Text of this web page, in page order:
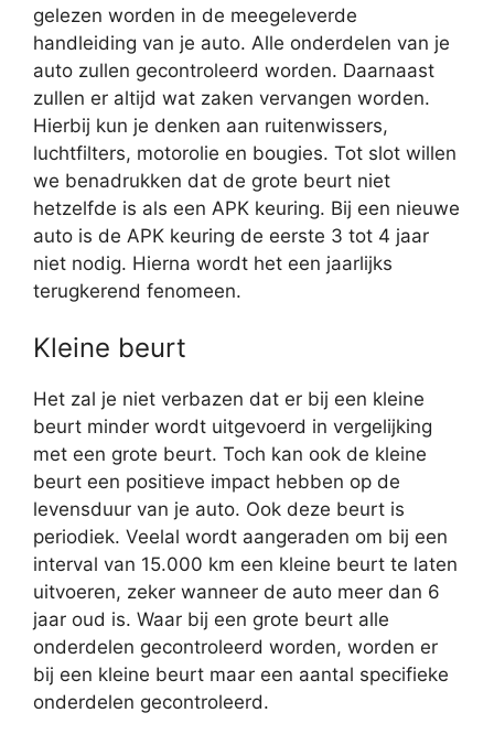
gelezen worden in de meegeleverde
handleiding van je auto. Alle onderdelen van je
auto zullen gecontroleerd worden. Daarnaast
zullen er altijd wat zaken vervangen worden.
Hierbij kun je denken aan ruitenwissers,
luchtfilters, motorolie en bougies. Tot slot willen
we benadrukken dat de grote beurt niet
hetzelfde is als een APK keuring. Bij een nieuwe
auto is de APK keuring de eerste 3 tot 4 jaar
niet nodig. Hierna wordt het een jaarlijks
terugkerend fenomeen.
Kleine beurt
Het zal je niet verbazen dat er bij een kleine
beurt minder wordt uitgevoerd in vergelijking
met een grote beurt. Toch kan ook de kleine
beurt een positieve impact hebben op de
levensduur van je auto. Ook deze beurt is
periodiek. Veelal wordt aangeraden om bij een
interval van 15.000 km een kleine beurt te laten
uitvoeren, zeker wanneer de auto meer dan 6
jaar oud is. Waar bij een grote beurt alle
onderdelen gecontroleerd worden, worden er
bij een kleine beurt maar een aantal specifieke
onderdelen gecontroleerd.